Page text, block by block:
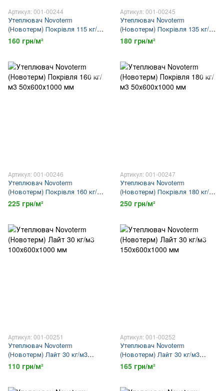
Артикул: 001-00244
Утеплювач Novoterm
(Новотерм) Покрівля 115 кг/
м3 50х600х1000 мм
160 грн/м²
Артикул: 001-00245
Утеплювач Novoterm
(Новотерм) Покрівля 135 кг/
м3 50х600х1000 мм
180 грн/м²
Артикул: 001-00246
Утеплювач Novoterm
(Новотерм) Покрівля 160 кг/
м3 50х600х1000 мм
225 грн/м²
Артикул: 001-00247
Утеплювач Novoterm
(Новотерм) Покрівля 180 кг/
м3 50х600х1000 мм
250 грн/м²
Артикул: 001-00251
Утеплювач Novoterm
(Новотерм) Лайт 30 кг/м3
100х600х1000 мм
110 грн/м²
Артикул: 001-00252
Утеплювач Novoterm
(Новотерм) Лайт 30 кг/м3
150х600х1000 мм
165 грн/м²